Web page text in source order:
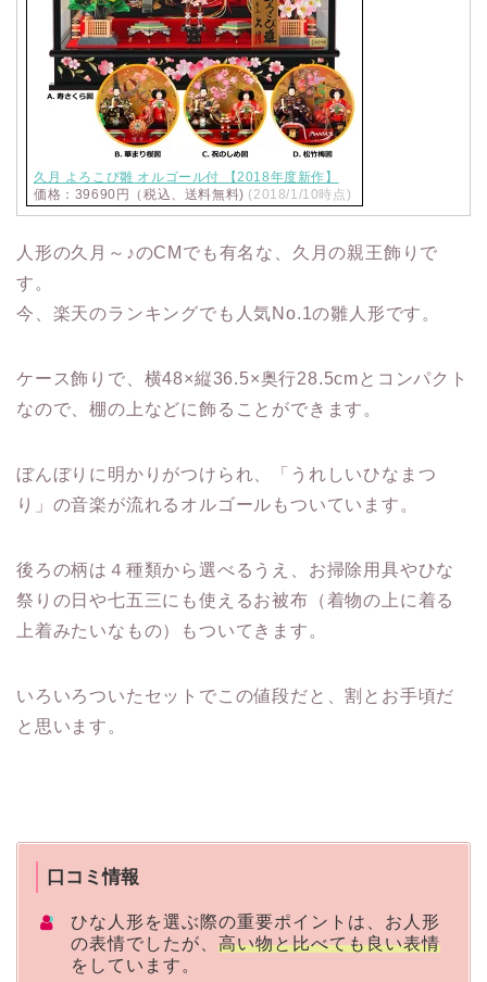
久月 よろこび雛 オルゴール付 【2018年度新作】
価格：39690円（税込、送料無料) (2018/1/10時点)
人形の久月～♪のCMでも有名な、久月の親王飾りで
す。
今、楽天のランキングでも人気No.1の雛人形です。
ケース飾りで、横48×縦36.5×奥行28.5cmとコンパクト
なので、棚の上などに飾ることができます。
ぼんぼりに明かりがつけられ、「うれしいひなまつ
り」の音楽が流れるオルゴールもついています。
後ろの柄は４種類から選べるうえ、お掃除用具やひな
祭りの日や七五三にも使えるお被布（着物の上に着る
上着みたいなもの）もついてきます。
いろいろついたセットでこの値段だと、割とお手頃だ
と思います。
口コミ情報
ひな人形を選ぶ際の重要ポイントは、お人形
の表情でしたが、 高い物と比べても良い表情
をしています。